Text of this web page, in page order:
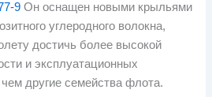
9 Он оснащен новыми крыльями
углеродного волокна,
достичь более высокой
и эксплуатационных
другие семейства флота.